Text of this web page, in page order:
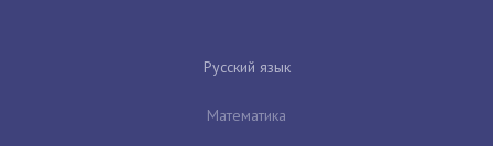
Русский язык
Математика